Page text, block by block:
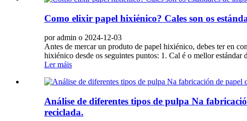
Como elixir papel hixiénico? Cales son os
por admin o 2024-12-03
Antes de mercar un produto de papel hixiénico, debes ter en
hixiénico desde os seguintes puntos: 1. Cal é o mellor
Ler máis
Análise de diferentes tipos de pulpa Na
reciclada.